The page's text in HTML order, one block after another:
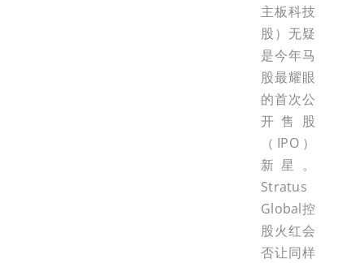
主板科技
股）无疑
是今年马
股最耀眼
的首次公
开售股
（IPO）
新星。
Stratus
Global控
股火红会
否让同样